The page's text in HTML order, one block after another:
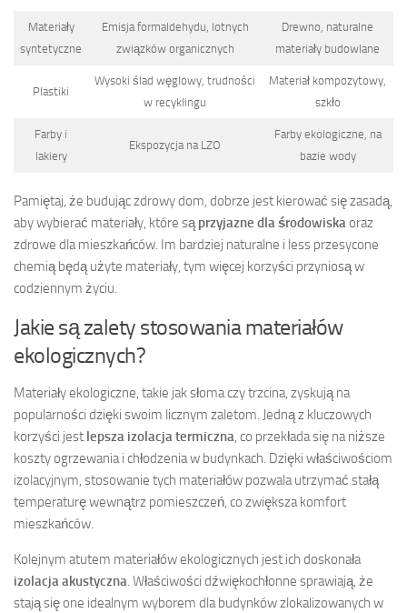
Materiały
syntetyczne
Emisja formaldehydu, lotnych
związków organicznych
Drewno, naturalne
materiały budowlane
Plastiki
Wysoki ślad węglowy, trudności
w recyklingu
Materiał kompozytowy,
szkło
Farby i
lakiery
Ekspozycja na LZO
Farby ekologiczne, na
bazie wody
Pamiętaj, że budując zdrowy dom, dobrze jest kierować się zasadą,
aby wybierać materiały, które sąprzyjazne dla środowiskaoraz
zdrowe dla mieszkańców. Im bardziej naturalne i less przesycone
chemią będą użyte materiały, tym więcej korzyści przyniosą w
codziennym życiu.
Jakie są zalety stosowania materiałów
ekologicznych?
Materiały ekologiczne, takie jak słoma czy trzcina, zyskują na
popularności dzięki swoim licznym zaletom. Jedną z kluczowych
korzyści jest lepsza izolacja termiczna, co przekłada się na niższe
koszty ogrzewania i chłodzenia w budynkach. Dzięki właściwościom
izolacyjnym, stosowanie tych materiałów pozwala utrzymać stałą
temperaturę wewnątrz pomieszczeń, co zwiększa komfort
mieszkańców.
Kolejnym atutem materiałów ekologicznych jest ich doskonała
izolacja akustyczna. Właściwości dźwiękochłonne sprawiają, że
stają się one idealnym wyborem dla budynków zlokalizowanych w